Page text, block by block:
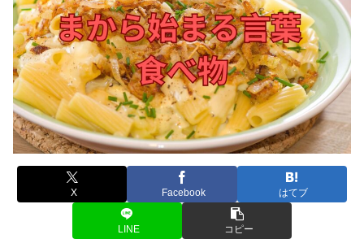
X Facebook はてブ
LINE コピー